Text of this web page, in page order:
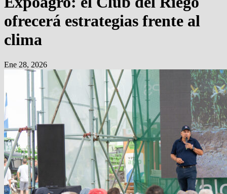
ofrecerá estrategias frente al
clima
Ene 28, 2026